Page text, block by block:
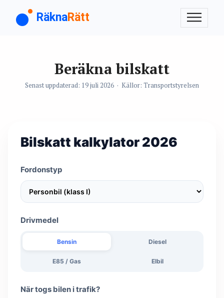
RäknaRätt
Beräkna bilskatt
Senast uppdaterad: 19 juli 2026 · Källor: Transportstyrelsen
Bilskatt kalkylator 2026
Fordonstyp
Drivmedel
Bensin Diesel
E85 / Gas Elbil
När togs bilen i trafik?